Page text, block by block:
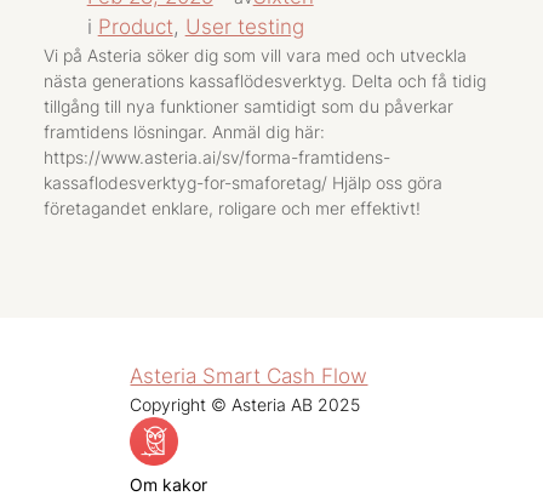
i Product, User testing
Vi på Asteria söker dig som vill vara med och utveckla
nästa generations kassaflödesverktyg. Delta och få tidig
tillgång till nya funktioner samtidigt som du påverkar
framtidens lösningar. Anmäl dig här:
https://www.asteria.ai/sv/forma-framtidens-
kassaflodesverktyg-for-smaforetag/ Hjälp oss göra
företagandet enklare, roligare och mer effektivt!
Asteria Smart Cash Flow
Copyright © Asteria AB 2025
Om kakor